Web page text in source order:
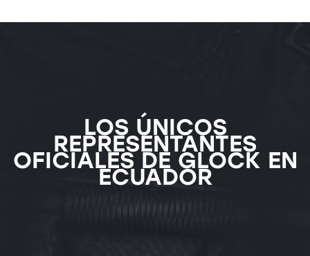
LOS ÚNICOS
REPRESENTANTES
OFICIALES DE GLOCK EN
ECUADOR